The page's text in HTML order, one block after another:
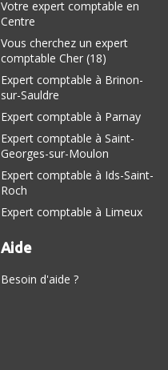
Votre expert comptable en
Centre
Vous cherchez un expert
comptable Cher (18)
Expert comptable à Brinon-
sur-Sauldre
Expert comptable à Parnay
Expert comptable à Saint-
Georges-sur-Moulon
Expert comptable à Ids-Saint-
Roch
Expert comptable à Limeux
Aide
Besoin d'aide ?